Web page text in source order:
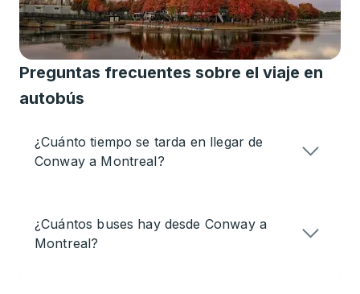
Preguntas frecuentes sobre el viaje en
autobús
¿Cuánto tiempo se tarda en llegar de
Conway a Montreal?
¿Cuántos buses hay desde Conway a
Montreal?